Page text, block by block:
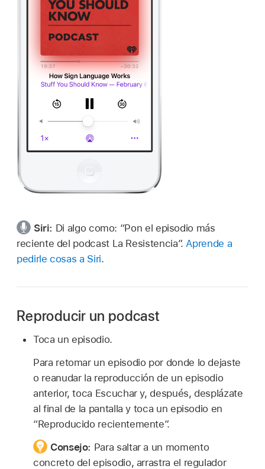
Siri: Di algo como: “Pon el episodio más
reciente del podcast La Resistencia”. Aprende a
pedirle cosas a Siri.
Reproducir un podcast
Toca un episodio.
Para retomar un episodio por donde lo dejaste
o reanudar la reproducción de un episodio
anterior, toca Escuchar y, después, desplázate
al final de la pantalla y toca un episodio en
“Reproducido recientemente”.
Consejo: Para saltar a un momento
concreto del episodio, arrastra el regulador